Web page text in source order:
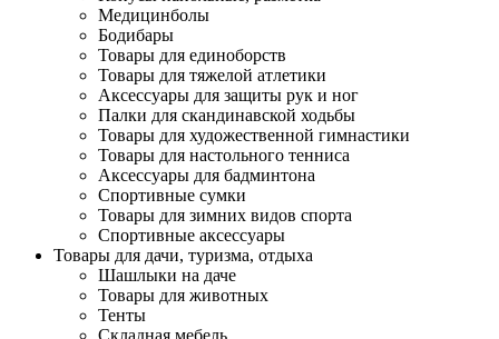
Медицинболы
Бодибары
Товары для единоборств
Товары для тяжелой атлетики
Аксессуары для защиты рук и ног
Палки для скандинавской ходьбы
Товары для художественной гимнастики
Товары для настольного тенниса
Аксессуары для бадминтона
Спортивные сумки
Товары для зимних видов спорта
Спортивные аксессуары
Товары для дачи, туризма, отдыха
Шашлыки на даче
Товары для животных
Тенты
Складная мебель